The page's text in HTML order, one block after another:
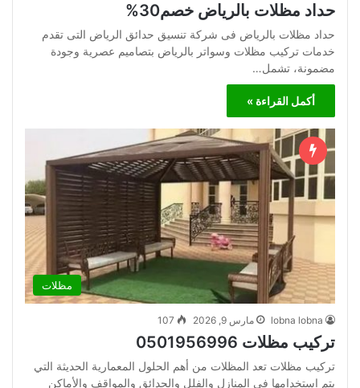
حداد مظلات بالرياض خصم30%
حداد مظلات بالرياض فى شركة تنسيق حدائق الرياض التى تقدم
خدمات تركيب مظلات وسواتر بالرياض بتصاميم عصرية وجودة
مضمونة، تشمل…
أكمل القراءة »
مظلات
lobna lobna مارس 9, 2026 107
تركيب مظلات 0501956996
تركيب مظلات تعد المظلات من أهم الحلول المعمارية الحديثة التي
يتم استخدامها في المنازل والفلل والحدائق والمواقف والأماكن